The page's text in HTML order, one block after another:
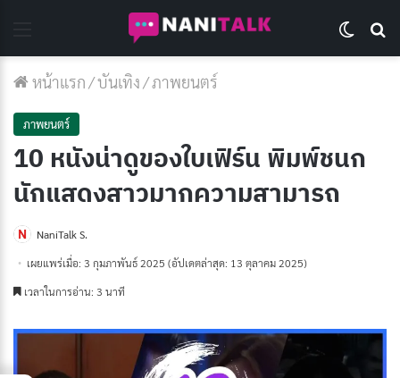
หน้าแรก/บันเทิง/ภาพยนตร์
ภาพยนตร์
10 หนังน่าดูของใบเฟิร์น พิมพ์ชนก
นักแสดงสาวมากความสามารถ
NaniTalk S.
เผยแพร่เมื่อ: 3 กุมภาพันธ์ 2025 (อัปเดตล่าสุด: 13 ตุลาคม 2025)
เวลาในการอ่าน: 3 นาที